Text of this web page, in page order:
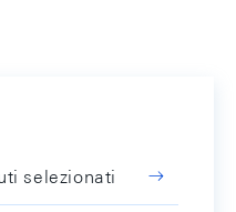
selezionati